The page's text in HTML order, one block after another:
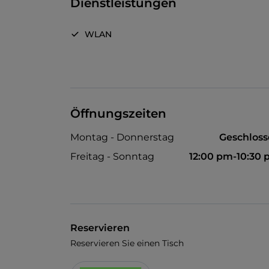
Dienstleistungen
WLAN
Öffnungszeiten
Montag - Donnerstag
Freitag - Sonntag
12:00 pm-10:30
Reservieren
Reservieren Sie einen Tisch